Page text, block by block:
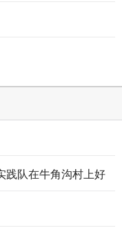
践队在牛角沟村上好